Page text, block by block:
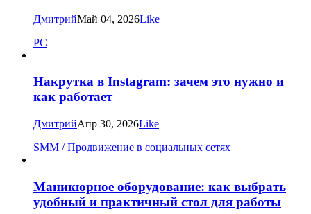
ДмитрийМай 04, 2026Like
PC
Накрутка в Instagram: зачем это нужно и
как работает
ДмитрийАпр 30, 2026Like
SMM / Продвижение в социальных сетях
Маникюрное оборудование: как выбрать
удобный и практичный стол для работы